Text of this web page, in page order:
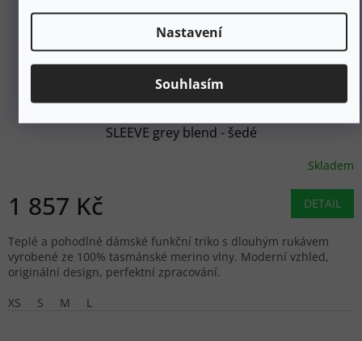
Nastavení
Souhlasím
SLEEVE grey blend - šedé
Skladem
1 857 Kč DETAIL
Teplé a pohodlné dámské funkční triko s dlouhým rukávem
vyrobené ze 100% tasmánské merino vlny. Moderní vzhled,
originální design, perfektní zpracování.
XS
S M L